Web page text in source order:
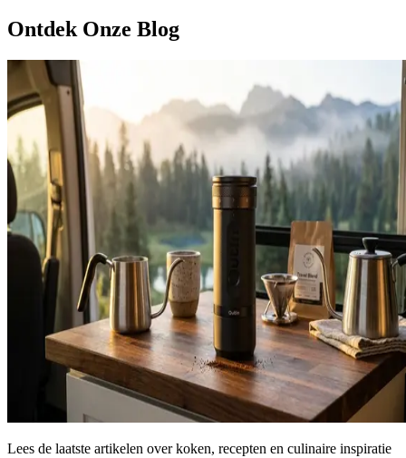
Ontdek Onze Blog
Lees de laatste artikelen over koken, recepten en culinaire inspiratie